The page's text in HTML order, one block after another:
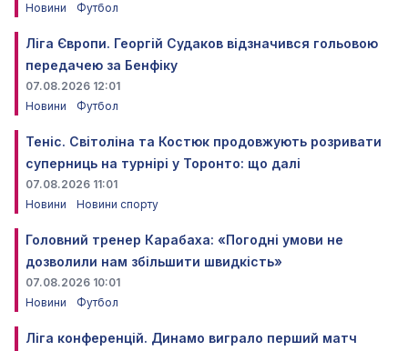
Новини
Футбол
Ліга Європи. Георгій Судаков відзначився гольовою
передачею за Бенфіку
07.08.2026 12:01
Новини
Футбол
Теніс. Світоліна та Костюк продовжують розривати
суперниць на турнірі у Торонто: що далі
07.08.2026 11:01
Новини
Новини спорту
Головний тренер Карабаха: «Погодні умови не
дозволили нам збільшити швидкість»
07.08.2026 10:01
Новини
Футбол
Ліга конференцій. Динамо виграло перший матч